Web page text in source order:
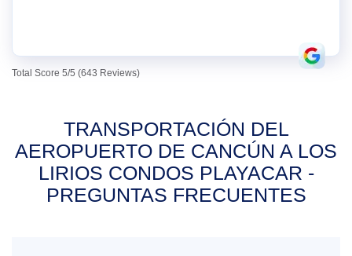
Total Score 5/5 (643 Reviews)
TRANSPORTACIÓN DEL
AEROPUERTO DE CANCÚN A LOS
LIRIOS CONDOS PLAYACAR -
PREGUNTAS FRECUENTES